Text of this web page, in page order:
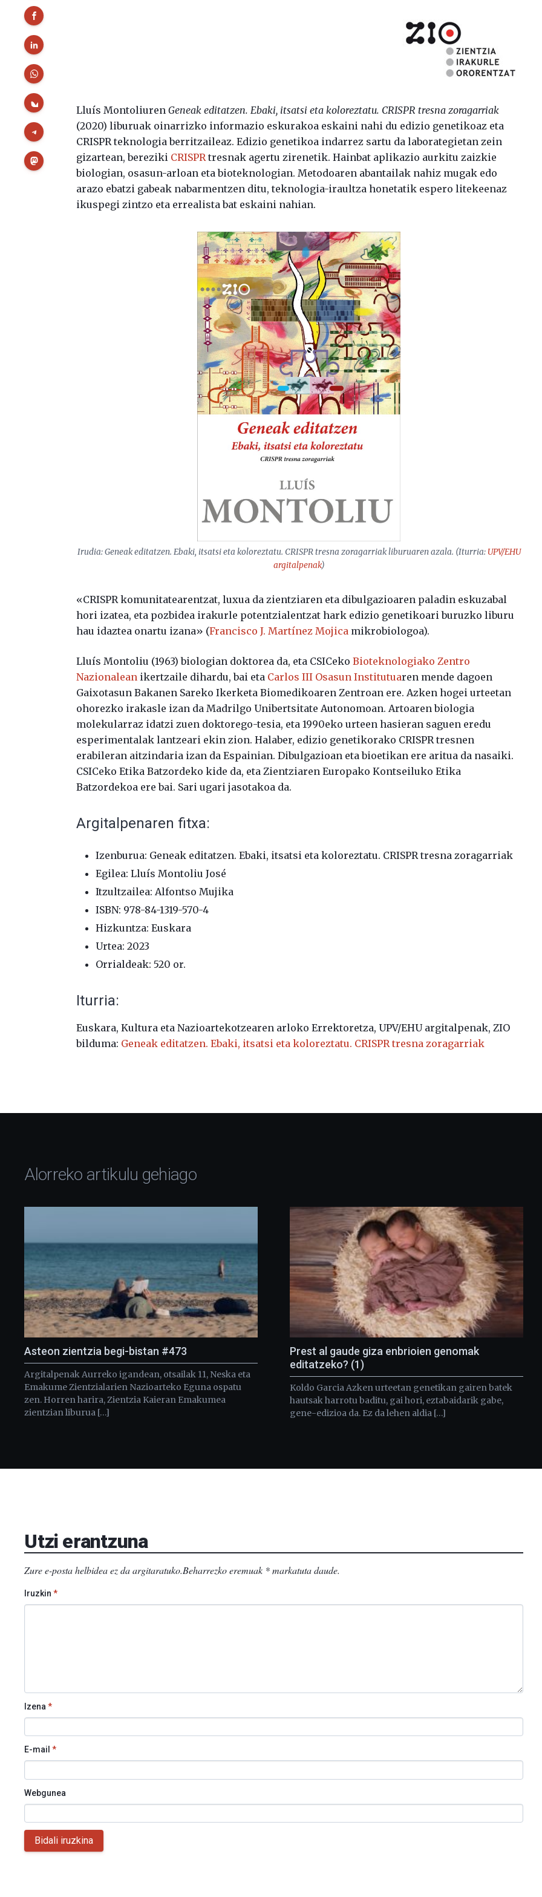
Lluís MontoliurenGeneak editatzen. Ebaki, itsatsi eta koloreztatu. CRISPR tresna zoragarriak
(2020) liburuak oinarrizko informazio eskurakoa eskaini nahi du edizio genetikoaz eta
CRISPR teknologia berritzaileaz. Edizio genetikoa indarrez sartu da laborategietan zein
gizartean, bereziki CRISPRtresnak agertu zirenetik. Hainbat aplikazio aurkitu zaizkie
biologian, osasun-arloan eta bioteknologian. Metodoaren abantailak nahiz mugak edo
arazo ebatzi gabeak nabarmentzen ditu, teknologia-iraultza honetatik espero litekeenaz
ikuspegi zintzo eta errealista bat eskaini nahian.
Irudia:Geneak editatzen. Ebaki, itsatsi eta koloreztatu. CRISPR tresna zoragarriakliburuaren azala. (Iturria: UPV/EHU
argitalpenak)
«CRISPR komunitatearentzat, luxua da zientziaren eta dibulgazioaren paladin eskuzabal
hori izatea, eta pozbidea irakurle potentzialentzat hark edizio genetikoari buruzko liburu
hau idaztea onartu izana» (Francisco J. Martínez Mojica mikrobiologoa).
Lluís Montoliu (1963) biologian doktorea da, eta CSICekoBioteknologiako Zentro
Nazionalean ikertzaile dihardu, bai eta Carlos III Osasun Institutuaren mende dagoen
Gaixotasun Bakanen Sareko Ikerketa Biomedikoaren Zentroan ere. Azken hogei urteetan
ohorezko irakasle izan da Madrilgo Unibertsitate Autonomoan. Artoaren biologia
molekularraz idatzi zuen doktorego-tesia, eta 1990eko urteen hasieran saguen eredu
esperimentalak lantzeari ekin zion. Halaber, edizio genetikorako CRISPR tresnen
erabileran aitzindaria izan da Espainian. Dibulgazioan eta bioetikan ere aritua da nasaiki.
CSICeko Etika Batzordeko kide da, eta Zientziaren Europako Kontseiluko Etika
Batzordekoa ere bai. Sari ugari jasotakoa da.
Argitalpenaren fitxa:
Izenburua: Geneak editatzen. Ebaki, itsatsi eta koloreztatu. CRISPR tresna zoragarriak
Egilea: Lluís Montoliu José
Itzultzailea: Alfontso Mujika
ISBN: 978-84-1319-570-4
Hizkuntza: Euskara
Urtea: 2023
Orrialdeak: 520 or.
Iturria:
Euskara, Kultura eta Nazioartekotzearen arloko Errektoretza, UPV/EHU argitalpenak, ZIO
bilduma: Geneak editatzen. Ebaki, itsatsi eta koloreztatu. CRISPR tresna zoragarriak
Alorreko artikulu gehiago
Asteon zientzia begi-bistan #473
Argitalpenak Aurreko igandean, otsailak 11, Neska eta
Emakume Zientzialarien Nazioarteko Eguna ospatu
zen. Horren harira, Zientzia Kaieran Emakumea
zientzian liburua […]
Prest al gaude giza enbrioien genomak
editatzeko? (1)
Koldo Garcia Azken urteetan genetikan gairen batek
hautsak harrotu baditu, gai hori, eztabaidarik gabe,
gene-edizioa da. Ez da lehen aldia […]
Utzi erantzuna
Zure e-posta helbidea ez da argitaratuko.Beharrezko eremuak *markatuta daude.
Iruzkin*
Izena*
E-mail*
Webgunea
Bidali iruzkina